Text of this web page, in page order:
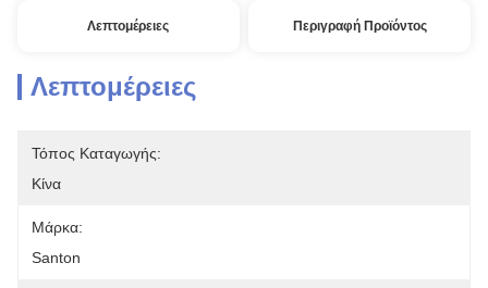
Λεπτομέρειες Περιγραφή Προϊόντος
Λεπτομέρειες
Τόπος Καταγωγής:
Κίνα
Μάρκα:
Santon